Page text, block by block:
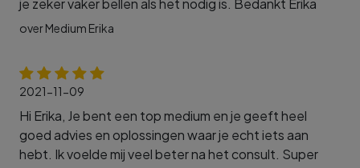
je zeker vaker bellen als het nodig is. Bedankt Erika
over Medium Erika
2021-11-09
Hi Erika, Je bent een top medium en je geeft heel
goed advies en oplossingen waar je echt iets aan
hebt. Ik voelde mij veel beter na het consult. Super